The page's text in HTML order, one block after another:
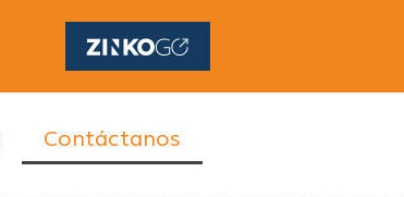
Contáctanos